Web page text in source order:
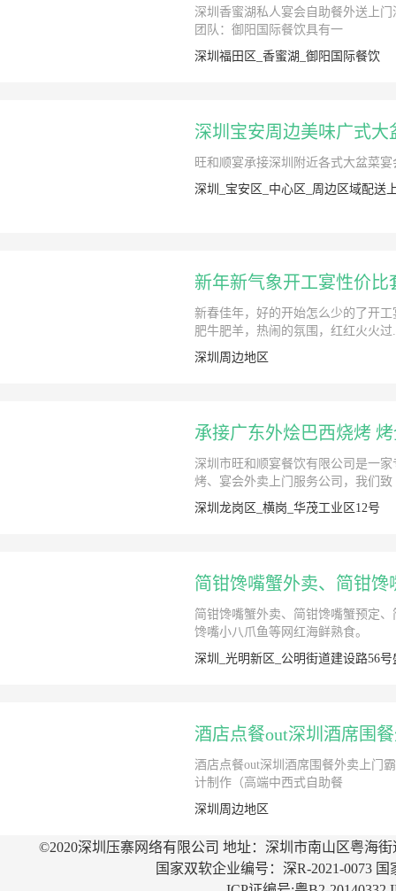
深圳香蜜湖私人宴会自助餐外送上
团队：御阳国际餐饮具有一
深圳福田区_香蜜湖_御阳国际餐饮
深圳宝安周边美味广式大
旺和顺宴承接深圳附近各式大盆菜
深圳_宝安区_中心区_周边区域配送
新年新气象开工宴性价
新春佳年，好的开始怎么少的了开
肥牛肥羊，热闹的氛围，红红火火过
深圳周边地区
承接广东外烩巴西烧烤
深圳市旺和顺宴餐饮有限公司是一
烤、宴会外卖上门服务公司，我们致
深圳龙岗区_横岗_华茂工业区12号
简钳馋嘴蟹外卖、简钳
简钳馋嘴蟹外卖、简钳馋嘴蟹预定
馋嘴小八爪鱼等网红海鲜熟食。
深圳_光明新区_公明街道建设路56
酒店点餐out深圳酒席围
酒店点餐out深圳酒席围餐外卖上门
计制作（高端中西式自助餐
深圳周边地区
©2020深圳压寨网络有限公司 地址：深圳市南山区粤海
国家双软企业编号：深R-2021-0073